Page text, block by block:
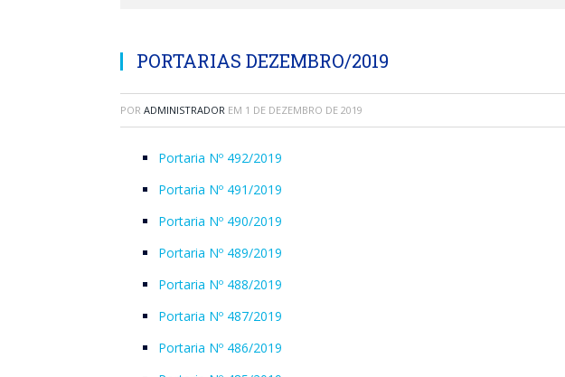
PORTARIAS DEZEMBRO/2019
POR ADMINISTRADOR EM 1 DE DEZEMBRO DE 2019
Portaria Nº 492/2019
Portaria Nº 491/2019
Portaria Nº 490/2019
Portaria Nº 489/2019
Portaria Nº 488/2019
Portaria Nº 487/2019
Portaria Nº 486/2019